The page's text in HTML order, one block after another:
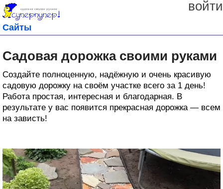
войти
Сайты
Садовая дорожка своими руками
Создайте полноценную, надёжную и очень красивую
садовую дорожку на своём участке всего за 1 день!
Работа простая, интересная и благодарная. В
результате у вас появится прекрасная дорожка — всем
на зависть!